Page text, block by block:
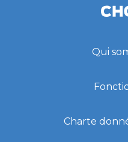
Qui
Charte